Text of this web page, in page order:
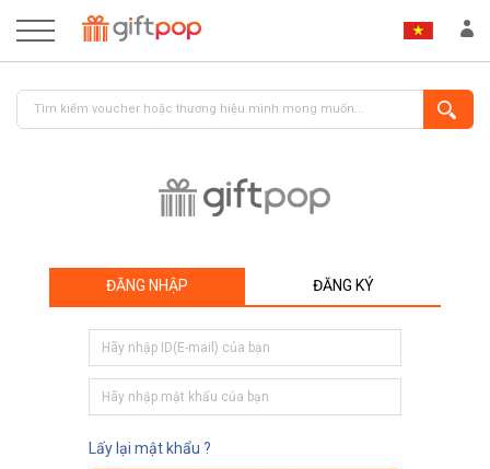
ĐĂNG NHẬP ĐĂNG KÝ
Lấy lại mật khẩu ?